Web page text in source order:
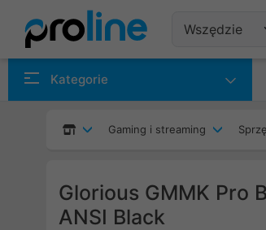
Kategorie
Gaming i streaming
Glorious GMMK Pro
ANSI Black